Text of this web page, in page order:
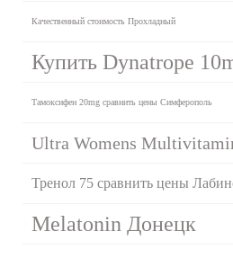
Качественный стоимость Прохладный
Купить Dynatrope
Тамоксифен 20mg сравнить цены Симферополь
Ultra Womens
Тренол 75 сравнить цены
Melatonin Донецк